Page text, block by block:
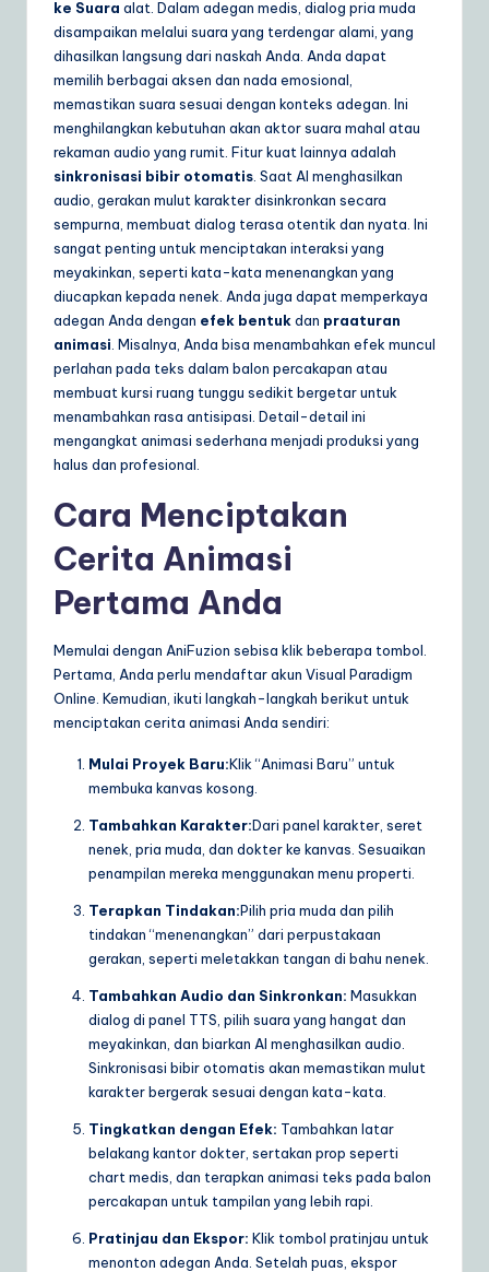
ke Suara alat. Dalam adegan medis, dialog pria muda
disampaikan melalui suara yang terdengar alami, yang
dihasilkan langsung dari naskah Anda. Anda dapat
memilih berbagai aksen dan nada emosional,
memastikan suara sesuai dengan konteks adegan. Ini
menghilangkan kebutuhan akan aktor suara mahal atau
rekaman audio yang rumit. Fitur kuat lainnya adalah
sinkronisasi bibir otomatis . Saat AI menghasilkan
audio, gerakan mulut karakter disinkronkan secara
sempurna, membuat dialog terasa otentik dan nyata. Ini
sangat penting untuk menciptakan interaksi yang
meyakinkan, seperti kata-kata menenangkan yang
diucapkan kepada nenek. Anda juga dapat memperkaya
adegan Anda dengan efek bentukdan praaturan
animasi . Misalnya, Anda bisa menambahkan efek muncul
perlahan pada teks dalam balon percakapan atau
membuat kursi ruang tunggu sedikit bergetar untuk
menambahkan rasa antisipasi. Detail-detail ini
mengangkat animasi sederhana menjadi produksi yang
halus dan profesional.
Cara Menciptakan
Cerita Animasi
Pertama Anda
Memulai dengan AniFuzion sebisa klik beberapa tombol.
Pertama, Anda perlu mendaftar akun Visual Paradigm
Online. Kemudian, ikuti langkah-langkah berikut untuk
menciptakan cerita animasi Anda sendiri:
Mulai Proyek Baru:Klik “Animasi Baru” untuk
membuka kanvas kosong.
Tambahkan Karakter:Dari panel karakter, seret
nenek, pria muda, dan dokter ke kanvas. Sesuaikan
penampilan mereka menggunakan menu properti.
Terapkan Tindakan:Pilih pria muda dan pilih
tindakan “menenangkan” dari perpustakaan
gerakan, seperti meletakkan tangan di bahu nenek.
Tambahkan Audio dan Sinkronkan: Masukkan
dialog di panel TTS, pilih suara yang hangat dan
meyakinkan, dan biarkan AI menghasilkan audio.
Sinkronisasi bibir otomatis akan memastikan mulut
karakter bergerak sesuai dengan kata-kata.
Tingkatkan dengan Efek: Tambahkan latar
belakang kantor dokter, sertakan prop seperti
chart medis, dan terapkan animasi teks pada balon
percakapan untuk tampilan yang lebih rapi.
Pratinjau dan Ekspor: Klik tombol pratinjau untuk
menonton adegan Anda. Setelah puas, ekspor